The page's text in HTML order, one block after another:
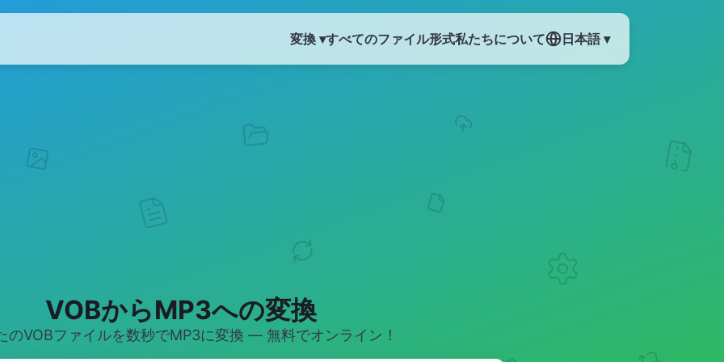
変換 ▾すべてのファイル形式私たちについて 日本語 ▾
VOBからMP3への変換
のVOBファイルを数秒でMP3に変換 — 無料でオンライン！